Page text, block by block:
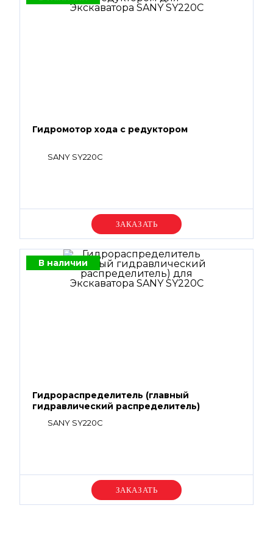
Гидромотор хода с редуктором
SANY SY220C
Уточняйте цену
В наличии
Гидрораспределитель (главный
гидравлический распределитель)
SANY SY220C
Уточняйте цену